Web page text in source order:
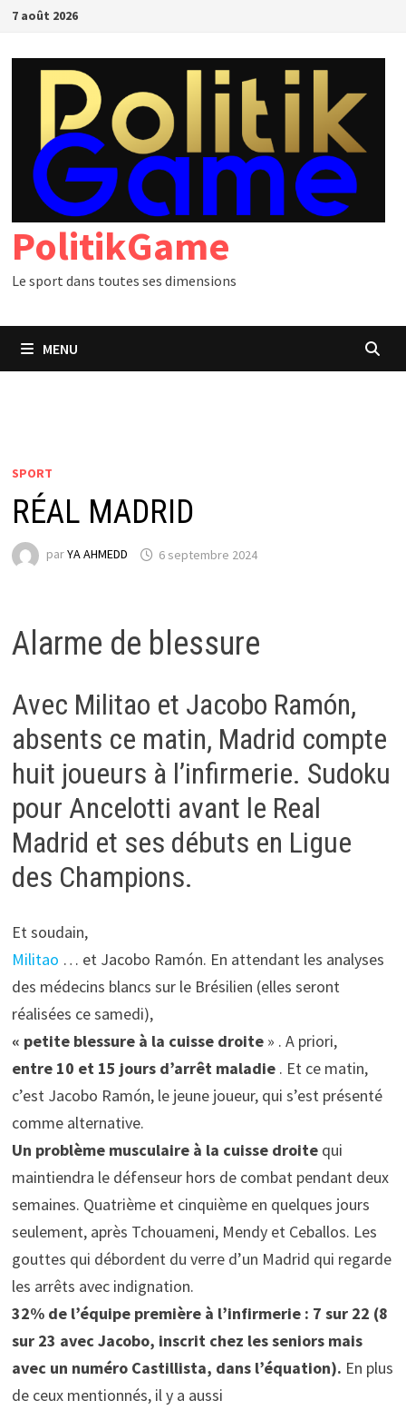
Passer
contenu
7 août 2026
PolitikGame
Le sport dans toutes ses dimensions
MENU
SPORT
RÉAL MADRID
parYA AHMEDD 6 septembre 2024
Alarme de blessure
Avec Militao et Jacobo Ramón,
absents ce matin, Madrid compte
huit joueurs à l’infirmerie. Sudoku
pour Ancelotti avant le Real
Madrid et ses débuts en Ligue
des Champions.
Et soudain,
Militao … et Jacobo Ramón. En attendant les analyses
des médecins blancs sur le Brésilien (elles seront
réalisées ce samedi),
« petite blessure à la cuisse droite» . A priori,
entre 10 et 15 jours d’arrêt maladie. Et ce matin,
c’est Jacobo Ramón, le jeune joueur, qui s’est présenté
comme alternative.
Un problème musculaire à la cuisse droitequi
maintiendra le défenseur hors de combat pendant deux
semaines. Quatrième et cinquième en quelques jours
seulement, après Tchouameni, Mendy et Ceballos. Les
gouttes qui débordent du verre d’un Madrid qui regarde
les arrêts avec indignation.
32% de l’équipe première à l’infirmerie : 7 sur 22 (8
sur 23 avec Jacobo, inscrit chez les seniors mais
avec un numéro Castillista, dans l’équation). En plus
de ceux mentionnés, il y a aussi